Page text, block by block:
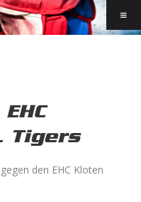
Tigers
den EHC Kloten